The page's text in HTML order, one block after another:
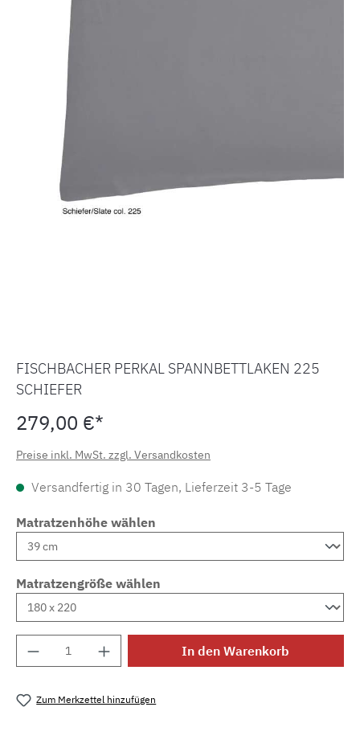
FISCHBACHER PERKAL SPANNBETTLAKEN 225
SCHIEFER
279,00 €*
Preise inkl. MwSt. zzgl. Versandkosten
Versandfertig in 30 Tagen, Lieferzeit 3-5 Tage
Matratzenhöhe wählen
Matratzengröße wählen
Produkt Anzahl: Gib den gewünschten
In den Warenkorb
Zum Merkzettel hinzufügen